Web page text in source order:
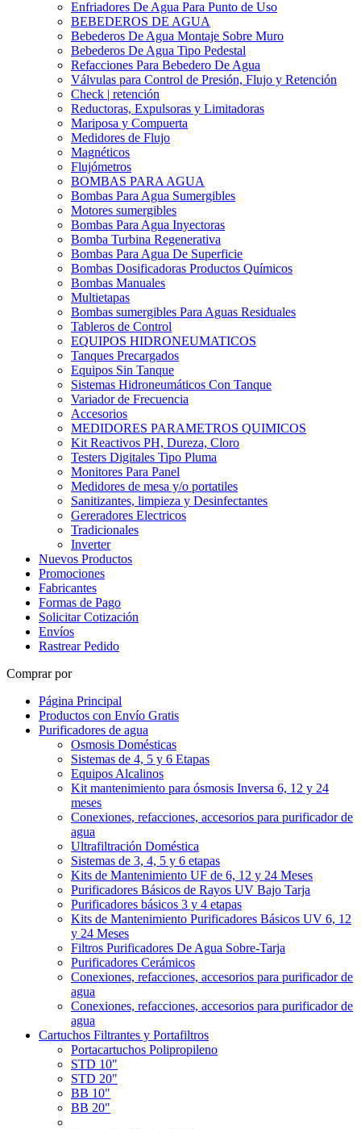
Enfriadores De Agua Para Punto de Uso
BEBEDEROS DE AGUA
Bebederos De Agua Montaje Sobre Muro
Bebederos De Agua Tipo Pedestal
Refacciones Para Bebedero De Agua
Válvulas para Control de Presión, Flujo y Retención
Check | retención
Reductoras, Expulsoras y Limitadoras
Mariposa y Compuerta
Medidores de Flujo
Magnéticos
Flujómetros
BOMBAS PARA AGUA
Bombas Para Agua Sumergibles
Motores sumergibles
Bombas Para Agua Inyectoras
Bomba Turbina Regenerativa
Bombas Para Agua De Superficie
Bombas Dosificadoras Productos Químicos
Bombas Manuales
Multietapas
Bombas sumergibles Para Aguas Residuales
Tableros de Control
EQUIPOS HIDRONEUMATICOS
Tanques Precargados
Equipos Sin Tanque
Sistemas Hidroneumáticos Con Tanque
Variador de Frecuencia
Accesorios
MEDIDORES PARAMETROS QUIMICOS
Kit Reactivos PH, Dureza, Cloro
Testers Digitales Tipo Pluma
Monitores Para Panel
Medidores de mesa y/o portatiles
Sanitizantes, limpieza y Desinfectantes
Gereradores Electricos
Tradicionales
Inverter
Nuevos Productos
Promociones
Fabricantes
Formas de Pago
Solicitar Cotización
Envíos
Rastrear Pedido
Comprar por
Página Principal
Productos con Envío Gratis
Purificadores de agua
Osmosis Domésticas
Sistemas de 4, 5 y 6 Etapas
Equipos Alcalinos
Kit mantenimiento para ósmosis Inversa 6, 12 y 24
meses
Conexiones, refacciones, accesorios para purificador de
agua
Ultrafiltración Doméstica
Sistemas de 3, 4, 5 y 6 etapas
Kits de Mantenimiento UF de 6, 12 y 24 Meses
Purificadores Básicos de Rayos UV Bajo Tarja
Purificadores básicos 3 y 4 etapas
Kits de Mantenimiento Purificadores Básicos UV 6, 12
y 24 Meses
Filtros Purificadores De Agua Sobre-Tarja
Purificadores Cerámicos
Conexiones, refacciones, accesorios para purificador de
agua
Conexiones, refacciones, accesorios para purificador de
agua
Cartuchos Filtrantes y Portafiltros
Portacartuchos Polipropileno
STD 10"
STD 20"
BB 10"
BB 20"